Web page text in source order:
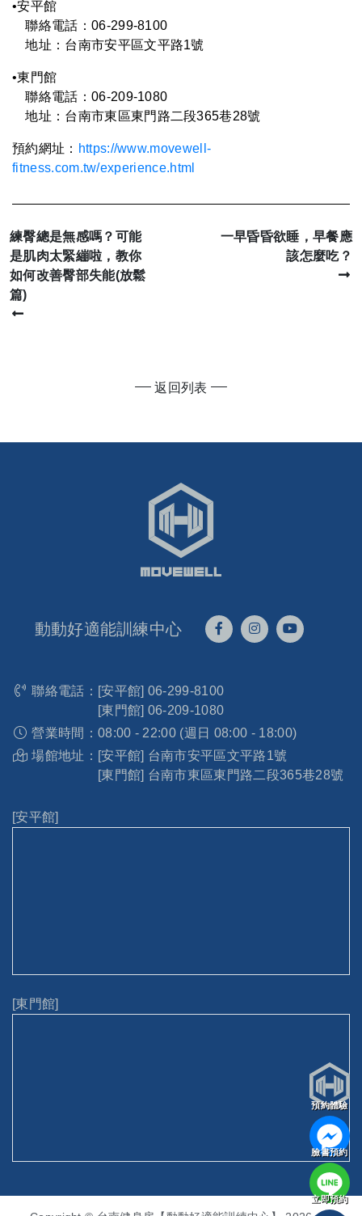
•安平館
聯絡電話：06-299-8100
地址：台南市安平區文平路1號
•東門館
聯絡電話： 06-209-1080
地址：台南市東區東門路二段365巷28號
預約網址： https://www.movewell-
fitness.com.tw/experience.html
練臀總是無感嗎？可能
是肌肉太緊繃啦，教你
如何改善臀部失能(放鬆
篇)
一早昏昏欲睡，早餐應
該怎麼吃？
返回列表
動動好適能訓練中心
聯絡電話： [安平館] 06-299-8100
[東門館] 06-209-1080
營業時間： 08:00 - 22:00 (週日 08:00 - 18:00)
場館地址： [安平館] 台南市安平區文平路1號
[東門館] 台南市東區東門路二段365巷28號
[安平館]
[東門館]
預約體驗
臉書預約
立即預約